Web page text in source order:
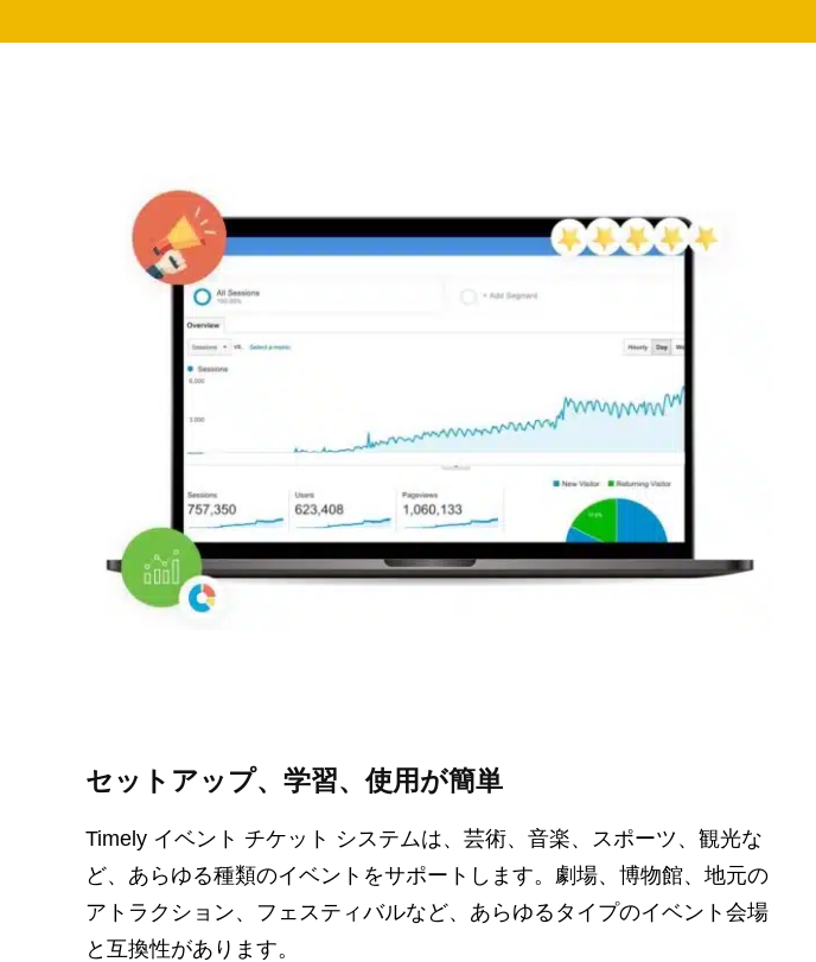
セットアップ、学習、使用が簡単
Timely イベント チケット システムは、芸術、音楽、スポーツ、観光な
ど、あらゆる種類のイベントをサポートします。劇場、博物館、地元の
アトラクション、フェスティバルなど、あらゆるタイプのイベント会場
と互換性があります。